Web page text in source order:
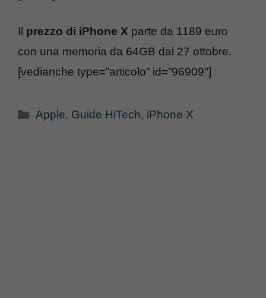
Il prezzo di iPhone X parte da 1189 euro
con una memoria da 64GB dal 27 ottobre.
[vedianche type=”articolo” id=”96909″]
Categorie
Apple, Guide HiTech, iPhone X